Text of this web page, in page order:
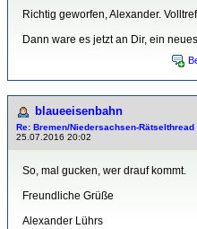
Richtig geworfen, Alexander.
Dann ware es jetzt an Dir, ein
blaueeisenbahn
Re: Bremen/Niedersachsen-Rätselthread
25.07.2016 20:02
So, mal gucken, wer drauf kommt.
Freundliche Grüße
Alexander Lührs